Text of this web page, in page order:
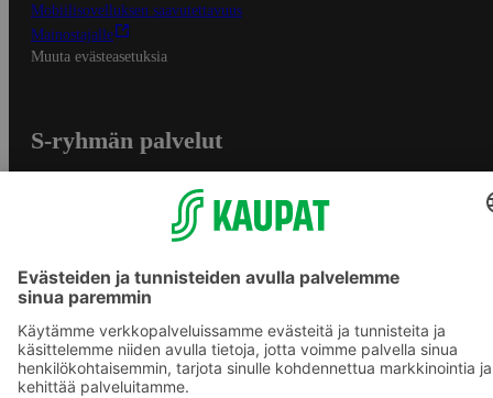
Mobiilisovelluksen saavutettavuus
Mainostajalle
Muuta evästeasetuksia
S-ryhmän palvelut
S-ostoslista -sovellus
Prisma.fi
Sokos.fi
S-Pankki
Yhteishyvä